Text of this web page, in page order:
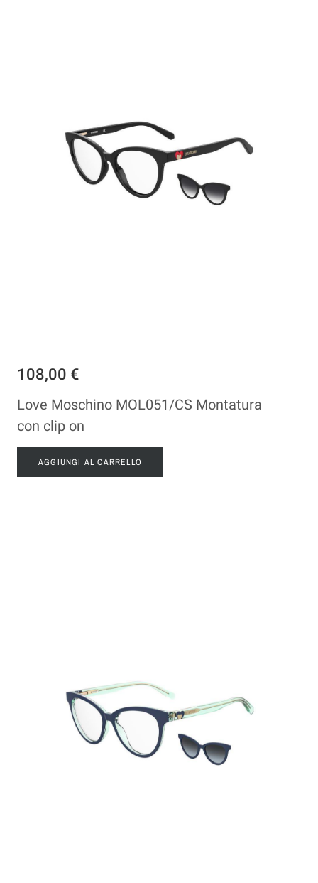
108,00 €
Love Moschino MOL051/CS Montatura
con clip on
AGGIUNGI AL CARRELLO